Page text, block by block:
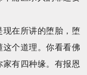
在所讲的堕胎，堕
个道理。你看看佛
有四种缘。有报恩